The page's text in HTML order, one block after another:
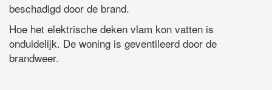
beschadigd door de brand.
Hoe het elektrische deken vlam kon vatten is
onduidelijk. De woning is geventileerd door de
brandweer.